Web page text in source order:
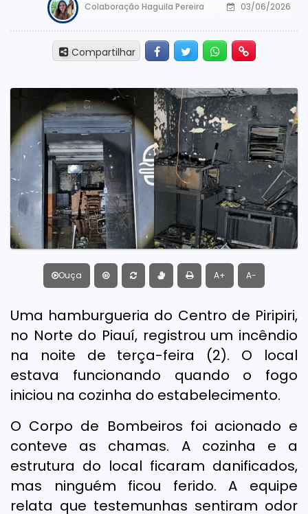
Colaboração Haguila Pereira 03/06/2026
Compartilhar FacebookTwitter Whatsapp
Ouça A+ A-
Uma hamburgueria do Centro de Piripiri,
no Norte do Piauí, registrou um incêndio
na noite de terça-feira (2). O local
estava funcionando quando o fogo
iniciou na cozinha do estabelecimento.
O Corpo de Bombeiros foi acionado e
conteve as chamas. A cozinha e a
estrutura do local ficaram danificados,
mas ninguém ficou ferido. A equipe
relata que testemunhas sentiram odor